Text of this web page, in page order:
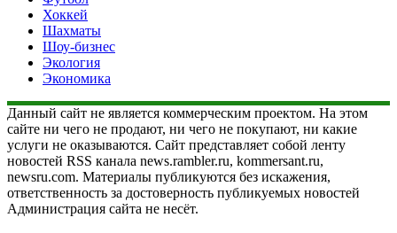
Хоккей
Шахматы
Шоу-бизнес
Экология
Экономика
Данный сайт не является коммерческим проектом. На этом
сайте ни чего не продают, ни чего не покупают, ни какие
услуги не оказываются. Сайт представляет собой ленту
новостей RSS канала news.rambler.ru, kommersant.ru,
newsru.com. Материалы публикуются без искажения,
ответственность за достоверность публикуемых новостей
Администрация сайта не несёт.